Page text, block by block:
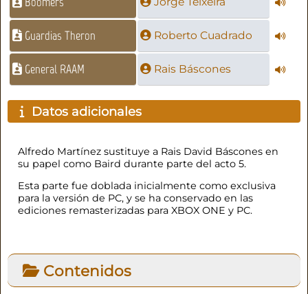
Guardias Theron Roberto Cuadrado
General RAAM Rais Báscones
Datos adicionales
Alfredo Martínez sustituye a Rais David Báscones en
su papel como Baird durante parte del acto 5.
Esta parte fue doblada inicialmente como exclusiva
para la versión de PC, y se ha conservado en las
ediciones remasterizadas para XBOX ONE y PC.
Contenidos